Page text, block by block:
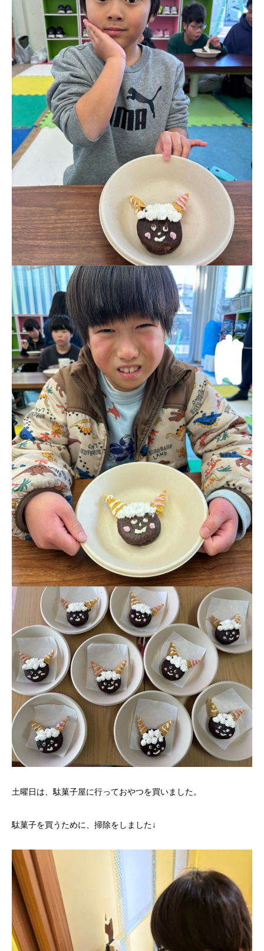
土曜日は、駄菓子屋に行っておやつを買いました。
駄菓子を買うために、掃除をしました↓